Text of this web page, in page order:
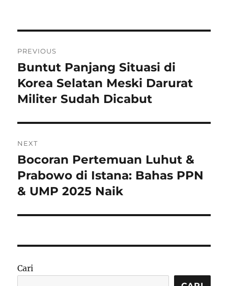
pos
PREVIOUS
Previous
post:
Buntut Panjang Situasi di
Korea Selatan Meski Darurat
Militer Sudah Dicabut
NEXT
Next
post:
Bocoran Pertemuan Luhut &
Prabowo di Istana: Bahas PPN
& UMP 2025 Naik
Cari